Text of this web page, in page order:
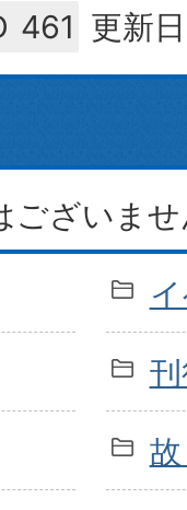
461 更新
ございま